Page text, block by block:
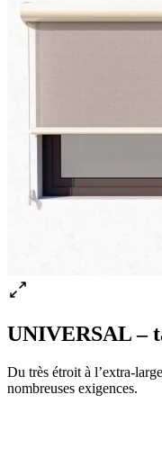
UNIVERSAL –
Du très étroit à l’extra-
nombreuses exigences.